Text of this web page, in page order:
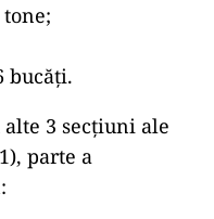
bucăți.
3 secțiuni ale
parte a